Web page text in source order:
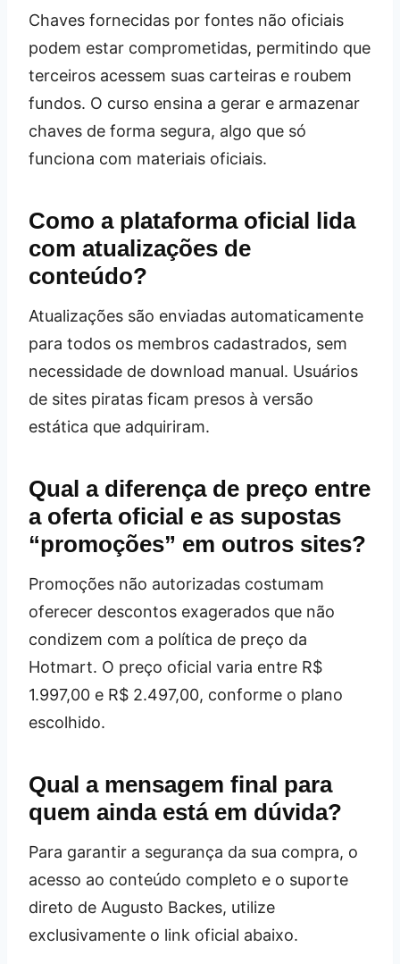
Chaves fornecidas por fontes não oficiais
podem estar comprometidas, permitindo que
terceiros acessem suas carteiras e roubem
fundos. O curso ensina a gerar e armazenar
chaves de forma segura, algo que só
funciona com materiais oficiais.
Como a plataforma oficial lida
com atualizações de
conteúdo?
Atualizações são enviadas automaticamente
para todos os membros cadastrados, sem
necessidade de download manual. Usuários
de sites piratas ficam presos à versão
estática que adquiriram.
Qual a diferença de preço entre
a oferta oficial e as supostas
“promoções” em outros sites?
Promoções não autorizadas costumam
oferecer descontos exagerados que não
condizem com a política de preço da
Hotmart. O preço oficial varia entre R$
1.997,00 e R$ 2.497,00, conforme o plano
escolhido.
Qual a mensagem final para
quem ainda está em dúvida?
Para garantir a segurança da sua compra, o
acesso ao conteúdo completo e o suporte
direto de Augusto Backes, utilize
exclusivamente o link oficial abaixo.